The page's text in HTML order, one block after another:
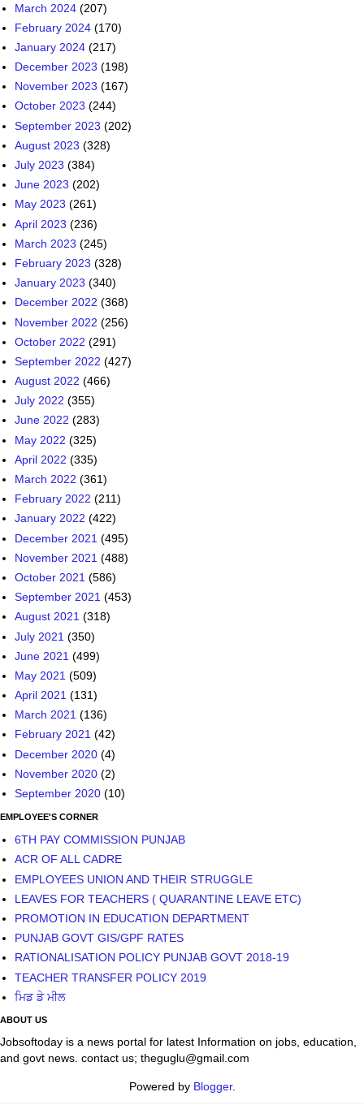
March 2024 (207)
February 2024 (170)
January 2024 (217)
December 2023 (198)
November 2023 (167)
October 2023 (244)
September 2023 (202)
August 2023 (328)
July 2023 (384)
June 2023 (202)
May 2023 (261)
April 2023 (236)
March 2023 (245)
February 2023 (328)
January 2023 (340)
December 2022 (368)
November 2022 (256)
October 2022 (291)
September 2022 (427)
August 2022 (466)
July 2022 (355)
June 2022 (283)
May 2022 (325)
April 2022 (335)
March 2022 (361)
February 2022 (211)
January 2022 (422)
December 2021 (495)
November 2021 (488)
October 2021 (586)
September 2021 (453)
August 2021 (318)
July 2021 (350)
June 2021 (499)
May 2021 (509)
April 2021 (131)
March 2021 (136)
February 2021 (42)
December 2020 (4)
November 2020 (2)
September 2020 (10)
EMPLOYEE'S CORNER
6TH PAY COMMISSION PUNJAB
ACR OF ALL CADRE
EMPLOYEES UNION AND THEIR STRUGGLE
LEAVES FOR TEACHERS ( QUARANTINE LEAVE ETC)
PROMOTION IN EDUCATION DEPARTMENT
PUNJAB GOVT GIS/GPF RATES
RATIONALISATION POLICY PUNJAB GOVT 2018-19
TEACHER TRANSFER POLICY 2019
ਮਿਡ ਡੇ ਮੀਲ
ABOUT US
Jobsoftoday is a news portal for latest Information on jobs, education,
and govt news. contact us; theguglu@gmail.com
Powered by Blogger.